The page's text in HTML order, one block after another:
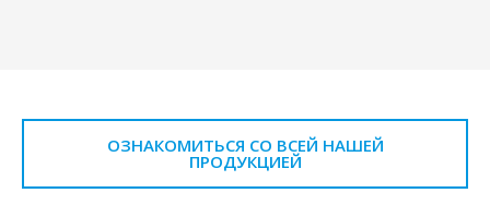
ОЗНАКОМИТЬСЯ СО ВСЕЙ НАШЕЙ
ПРОДУКЦИЕЙ